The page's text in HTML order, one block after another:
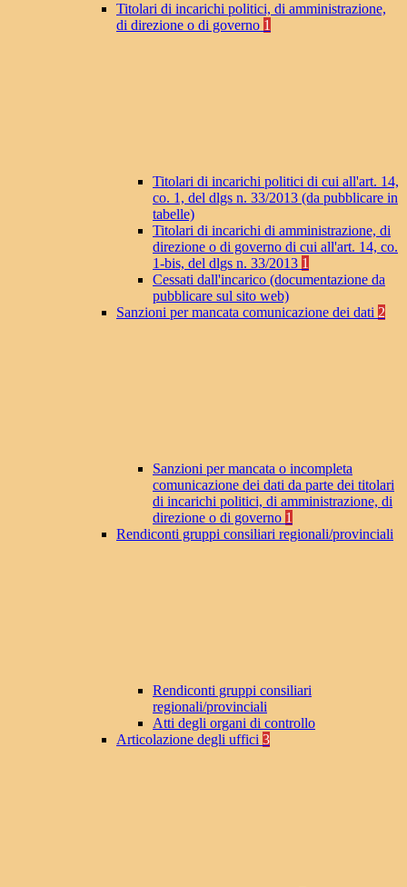
Titolari di incarichi politici, di amministrazione,
di direzione o di governo 1
Titolari di incarichi politici di cui all'art. 14,
co. 1, del dlgs n. 33/2013 (da pubblicare in
tabelle)
Titolari di incarichi di amministrazione, di
direzione o di governo di cui all'art. 14, co.
1-bis, del dlgs n. 33/2013 1
Cessati dall'incarico (documentazione da
pubblicare sul sito web)
Sanzioni per mancata comunicazione dei dati 2
Sanzioni per mancata o incompleta
comunicazione dei dati da parte dei titolari
di incarichi politici, di amministrazione, di
direzione o di governo 1
Rendiconti gruppi consiliari regionali/provinciali
Rendiconti gruppi consiliari
regionali/provinciali
Atti degli organi di controllo
Articolazione degli uffici 3